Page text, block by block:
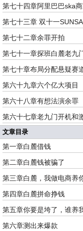
第七十四章阿里巴巴ska
第七十三章 双十一
第七十二章余罪开拍
第七十一章探班白麓老九
第七十章布局分配悬疑赛
第六十九章六个亿大项目
第六十八章有想法演余罪
第六十七章老九门开机和
文章目录
第一章白麓借钱
第二章白麓钱被骗了
第三章白麓，我做电商养
第四章白麓拼命挣钱
第五章你要是垮了，谁养
第六章测出来爆款